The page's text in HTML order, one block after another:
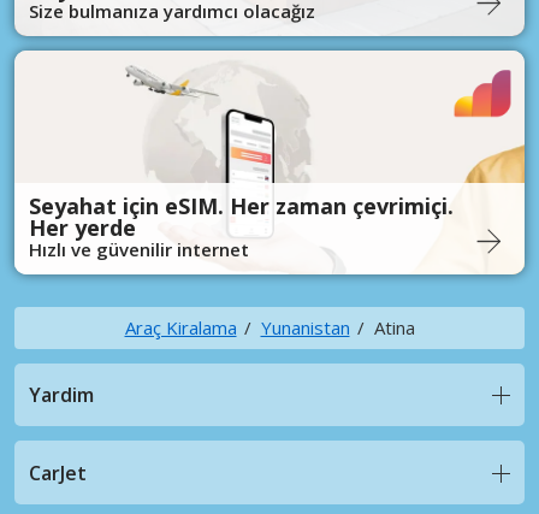
Size bulmanıza yardımcı olacağız
Seyahat için eSIM. Her zaman çevrimiçi.
Her yerde
Hızlı ve güvenilir internet
Araç Kiralama Yunanistan Atina
Yardim
CarJet